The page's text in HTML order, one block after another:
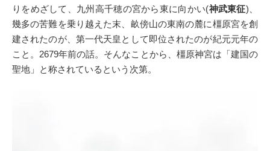
りをめざして、九州高千穂の宮から東に向かい(神武東征)、
幾多の苦難を乗り越えた末、畝傍山の東南の麓に橿原宮を創
建されたのが、第一代天皇として即位されたのが紀元元年の
こと。2679年前の話。そんなことから、橿原神宮は「建国の
聖地」と称されているという次第。